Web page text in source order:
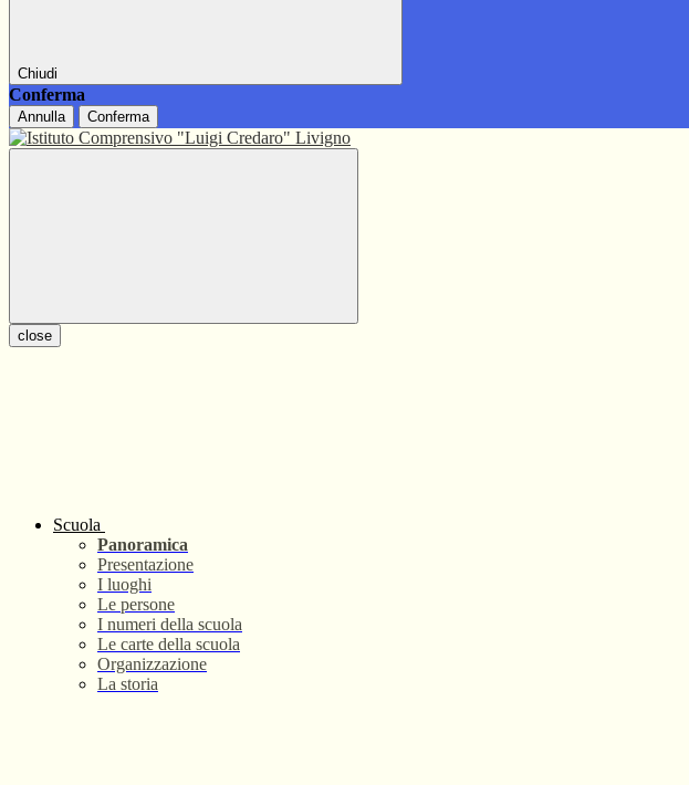
Chiudi
Conferma
Annulla Conferma
close
Scuola
Panoramica
Presentazione
I luoghi
Le persone
I numeri della scuola
Le carte della scuola
Organizzazione
La storia